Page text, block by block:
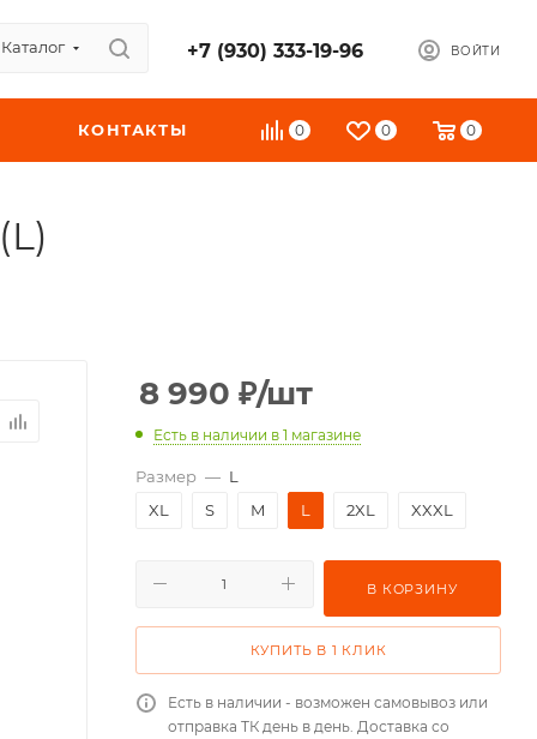
Каталог +7 (930) 333-19-96 ВОЙТИ
0 0 0
КОНТАКТЫ
8 990 ₽/шт
Есть в наличии в 1 магазине
Размер — L
XL
S M L 2XL XXXL
В КОРЗИНУ
КУПИТЬ В 1 КЛИК
Есть в наличии - возможен самовывоз или
отправка ТК день в день. Доставка со